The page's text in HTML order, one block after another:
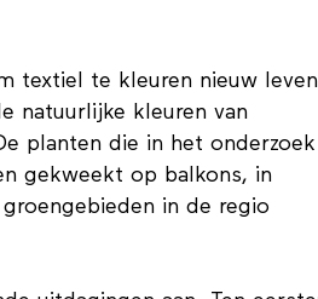
textiel te kleuren nieuw leven
natuurlijke kleuren van
planten die in het onderzoek
gekweekt op balkons, in
in de regio